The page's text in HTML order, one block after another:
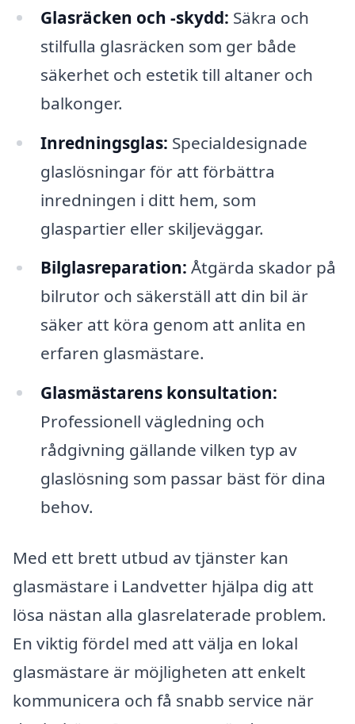
Glasräcken och -skydd: Säkra och
stilfulla glasräcken som ger både
säkerhet och estetik till altaner och
balkonger.
Inredningsglas: Specialdesignade
glaslösningar för att förbättra
inredningen i ditt hem, som
glaspartier eller skiljeväggar.
Bilglasreparation: Åtgärda skador på
bilrutor och säkerställ att din bil är
säker att köra genom att anlita en
erfaren glasmästare.
Glasmästarens konsultation:
Professionell vägledning och
rådgivning gällande vilken typ av
glaslösning som passar bäst för dina
behov.
Med ett brett utbud av tjänster kan
glasmästare i Landvetter hjälpa dig att
lösa nästan alla glasrelaterade problem.
En viktig fördel med att välja en lokal
glasmästare är möjligheten att enkelt
kommunicera och få snabb service när